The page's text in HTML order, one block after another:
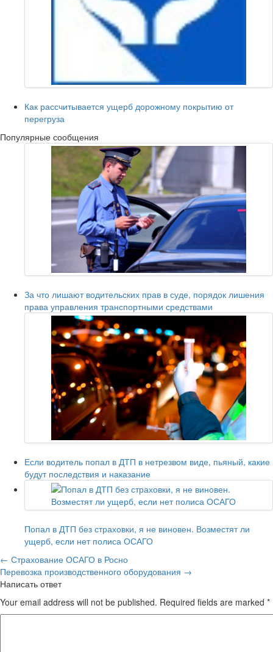
Как рассчитывается ущерб дорожному покрытию от
перегруза
Популярные сообщения
За что лишают водительских прав в суде, порядок лишения
права управления транспортными средствами
Если водитель попал в ДТП в нетрезвом виде, пьяный, какие
будут последствия и наказание
Попал в ДТП без страховки, я не виновен. Возместят ли
ущерб, если нет полиса ОСАГО
← Страхование ОСАГО в Росно
Перевозка производственного оборудования →
Написать ответ
Your email address will not be published. Required fields are marked *